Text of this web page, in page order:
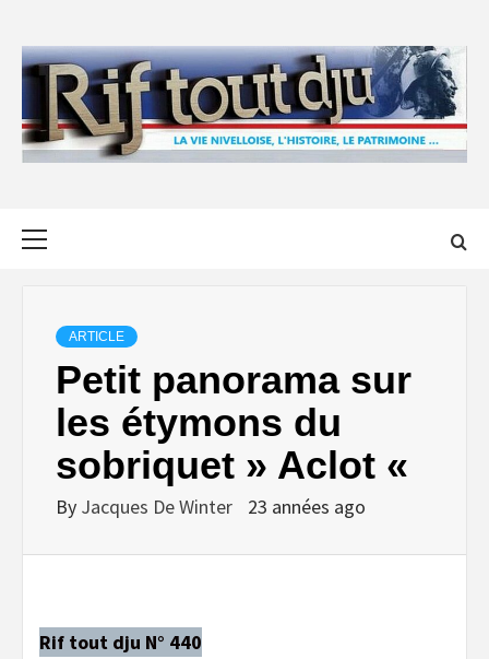
content
ARTICLE
Petit panorama sur
les étymons du
sobriquet » Aclot «
By Jacques De Winter 23 années ago
Rif tout dju N° 440